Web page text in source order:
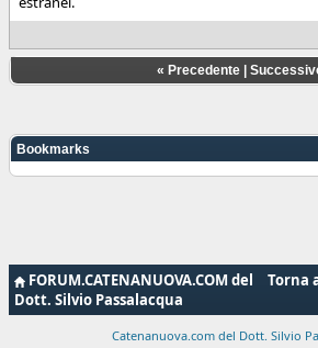
« Precedente
Bookmarks
Torna
FORUM.CATENANUOVA.COM del
Dott. Silvio Passalacqua
Catenanuova.com del Dott. Silvio